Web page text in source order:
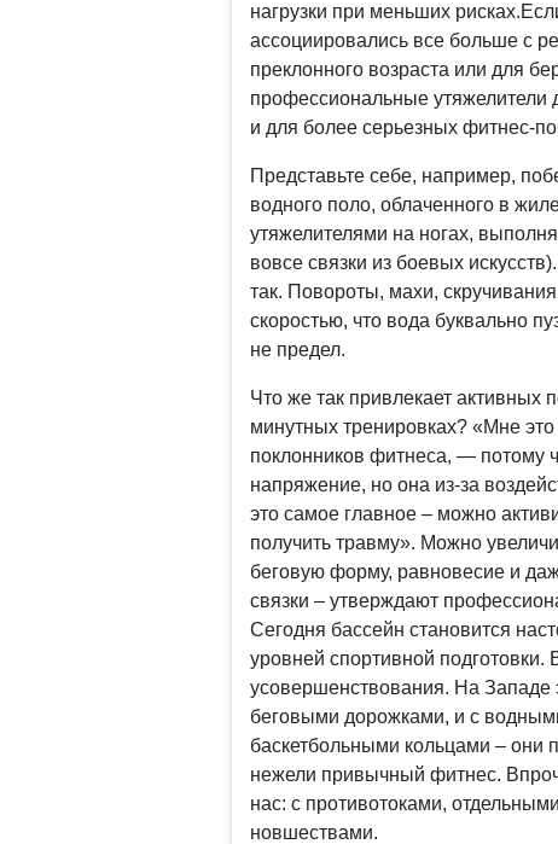
нагрузки при меньших рисках.
ассоциировались все больше с
преклонного возраста или для
профессиональные утяжелители
и для более серьезных фитнес-
Представьте себе, например,
водного поло, облаченного в
утяжелителями на ногах,
вовсе связки из боевых
так. Повороты, махи,
скоростью, что вода буквально
не предел.
Что же так привлекает активных
минутных тренировках? «Мне
поклонников фитнеса, — потому
напряжение, но она из-за
это самое главное – можно
получить травму». Можно
беговую форму, равновесие и
связки – утверждают
Сегодня бассейн становится
уровней спортивной подготовки.
усовершенствования. На Западе
беговыми дорожками, и с
баскетбольными кольцами – они
нежели привычный фитнес.
нас: с противотоками,
новшествами.